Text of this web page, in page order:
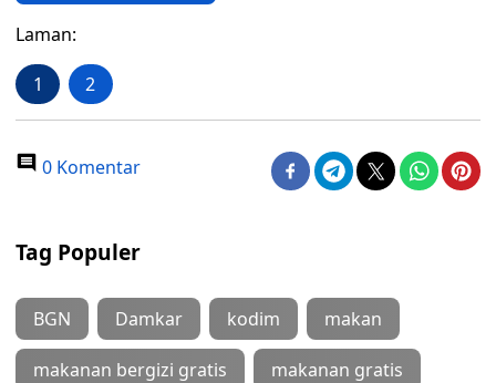
Laman:
1 2
0 Komentar
Tag Populer
BGN Damkar kodim makan
makanan bergizi gratis makanan gratis